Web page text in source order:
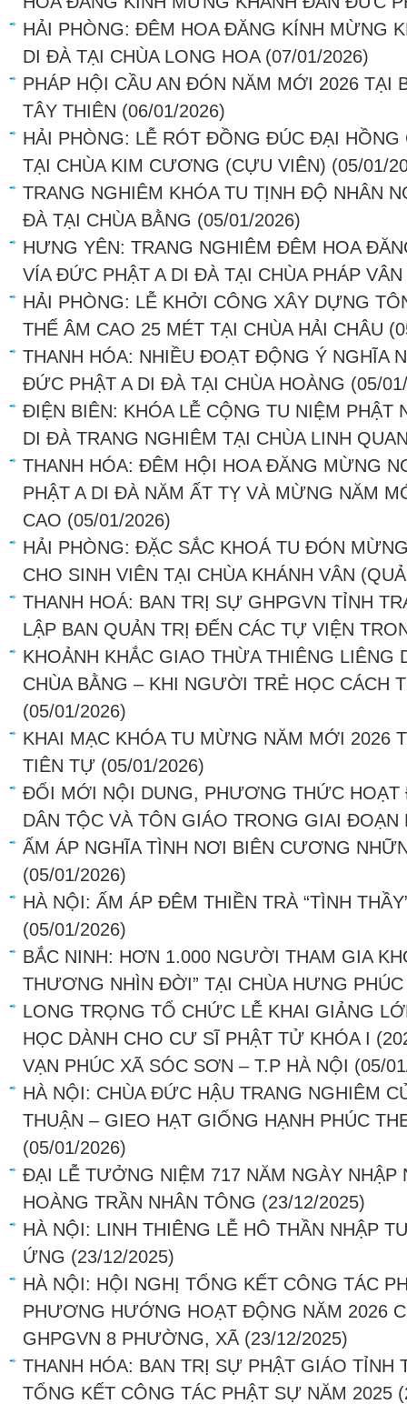
HẢI PHÒNG: ĐÊM HOA ĐĂNG KÍNH MỪNG
DI ĐÀ TẠI CHÙA LONG HOA (07/01/2026)
PHÁP HỘI CẦU AN ĐÓN NĂM MỚI 2026 TẠI
TÂY THIÊN (06/01/2026)
HẢI PHÒNG: LỄ RÓT ĐỒNG ĐÚC ĐẠI HỒNG
TẠI CHÙA KIM CƯƠNG (CỰU VIÊN) (05/01/
TRANG NGHIÊM KHÓA TU TỊNH ĐỘ NHÂN
ĐÀ TẠI CHÙA BẰNG (05/01/2026)
HƯNG YÊN: TRANG NGHIÊM ĐÊM HOA
VÍA ĐỨC PHẬT A DI ĐÀ TẠI CHÙA PHÁP VÂN
HẢI PHÒNG: LỄ KHỞI CÔNG XÂY DỰNG
THẾ ÂM CAO 25 MÉT TẠI CHÙA HẢI CHÂU
THANH HÓA: NHIỀU ĐOẠT ĐỘNG Ý NGHĨA
ĐỨC PHẬT A DI ĐÀ TẠI CHÙA HOÀNG (05/
ĐIỆN BIÊN: KHÓA LỄ CỘNG TU NIỆM PHẬT
DI ĐÀ TRANG NGHIÊM TẠI CHÙA LINH
THANH HÓA: ĐÊM HỘI HOA ĐĂNG MỪNG
PHẬT A DI ĐÀ NĂM ẤT TỴ VÀ MỪNG NĂM
CAO (05/01/2026)
HẢI PHÒNG: ĐẶC SẮC KHOÁ TU ĐÓN
CHO SINH VIÊN TẠI CHÙA KHÁNH VÂN
THANH HOÁ: BAN TRỊ SỰ GHPGVN TỈNH
LẬP BAN QUẢN TRỊ ĐẾN CÁC TỰ VIỆN
KHOẢNH KHẮC GIAO THỪA THIÊNG LIÊNG
CHÙA BẰNG – KHI NGƯỜI TRẺ HỌC CÁCH
(05/01/2026)
KHAI MẠC KHÓA TU MỪNG NĂM MỚI 2026
TIÊN TỰ (05/01/2026)
ĐỔI MỚI NỘI DUNG, PHƯƠNG THỨC HOẠT
DÂN TỘC VÀ TÔN GIÁO TRONG GIAI ĐOẠN
ẤM ÁP NGHĨA TÌNH NƠI BIÊN CƯƠNG
(05/01/2026)
HÀ NỘI: ẤM ÁP ĐÊM THIỀN TRÀ “TÌNH
(05/01/2026)
BẮC NINH: HƠN 1.000 NGƯỜI THAM GIA
THƯƠNG NHÌN ĐỜI” TẠI CHÙA HƯNG PHÚC
LONG TRỌNG TỔ CHỨC LỄ KHAI GIẢNG
HỌC DÀNH CHO CƯ SĨ PHẬT TỬ KHÓA I
VẠN PHÚC XÃ SÓC SƠN – T.P HÀ NỘI (05/
HÀ NỘI: CHÙA ĐỨC HẬU TRANG NGHIÊM
THUẬN – GIEO HẠT GIỐNG HẠNH PHÚC
(05/01/2026)
ĐẠI LỄ TƯỞNG NIỆM 717 NĂM NGÀY NHẬP
HOÀNG TRẦN NHÂN TÔNG (23/12/2025)
HÀ NỘI: LINH THIÊNG LỄ HÔ THẦN NHẬP
ỨNG (23/12/2025)
HÀ NỘI: HỘI NGHỊ TỔNG KẾT CÔNG TÁC
PHƯƠNG HƯỚNG HOẠT ĐỘNG NĂM 2026
GHPGVN 8 PHƯỜNG, XÃ (23/12/2025)
THANH HÓA: BAN TRỊ SỰ PHẬT GIÁO TỈNH
TỔNG KẾT CÔNG TÁC PHẬT SỰ NĂM 2025